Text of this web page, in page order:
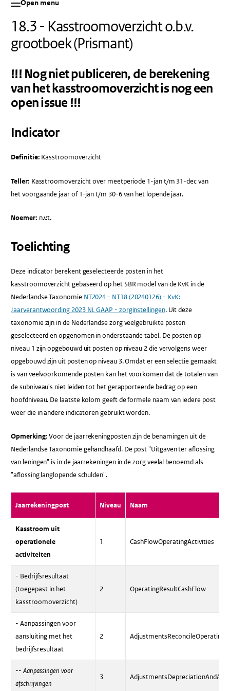
Open menu
18.3 - Kasstroomoverzicht o.b.v.
grootboek (Prismant)
!!! Nog niet publiceren, de berekening
van het kasstroomoverzicht is nog een
open issue !!!
Indicator
Definitie: Kasstroomoverzicht
Teller: Kasstroomoverzicht over meetperiode 1-jan t/m 31-dec van
het voorgaande jaar of 1-jan t/m 30-6 van het lopende jaar.
Noemer: n.v.t.
Toelichting
Deze indicator berekent geselecteerde posten in het
kasstroomoverzicht gebaseerd op het SBR model van de KvK in de
Nederlandse Taxonomie NT2024 - NT18 (20240126) - KvK:
Jaarverantwoording 2023 NL GAAP - zorginstellingen. Uit deze
taxonomie zijn in de Nederlandse zorg veelgebruikte posten
geselecteerd en opgenomen in onderstaande tabel. De posten op
niveau 1 zijn opgebouwd uit posten op niveau 2 die vervolgens weer
opgebouwd zijn uit posten op niveau 3. Omdat er een selectie gemaakt
is van veelvoorkomende posten kan het voorkomen dat de totalen van
de subniveau's niet leiden tot het gerapporteerde bedrag op een
hoofdniveau. De laatste kolom geeft de formele naam van iedere post
weer die in andere indicatoren gebruikt worden.
Opmerking:Voor de jaarrekeningposten zijn de benamingen uit de
Nederlandse Taxonomie gehandhaafd. De post "Uitgaven ter aflossing
van leningen" is in de jaarrekeningen in de zorg veelal benoemd als
"aflossing langlopende schulden".
Jaarrekeningpost Niveau Naam
Kasstroom uit
operationele
activiteiten
1 CashFlowOperatingActivities
- Bedrijfsresultaat
(toegepast in het
kasstroomoverzicht)
2 OperatingResultCashFlow
- Aanpassingen voor
aansluiting met het
bedrijfsresultaat
2
--Aanpassingen voor
afschrijvingen
3